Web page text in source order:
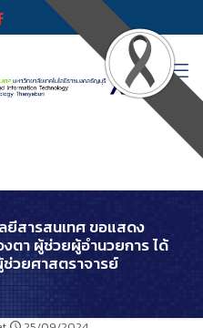
ยีสารสนเทศ ขอแสดง
ตา ผู้ช่วยผู้อำนวยการ ได้
วยศาสตราจารย์